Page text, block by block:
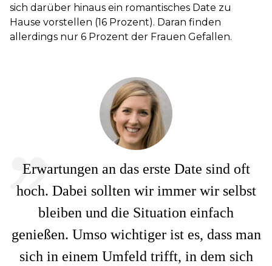
sich darüber hinaus ein romantisches Date zu
Hause vorstellen (16 Prozent). Daran finden
allerdings nur 6 Prozent der Frauen Gefallen.
Erwartungen an das erste Date sind oft
hoch. Dabei sollten wir immer wir selbst
bleiben und die Situation einfach
genießen. Umso wichtiger ist es, dass man
sich in einem Umfeld trifft, in dem sich